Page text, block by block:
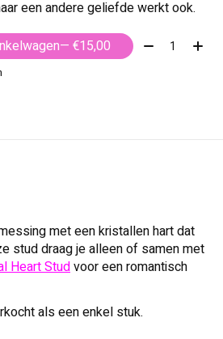
een andere geliefde werkt ook.
— €15,00 Aantal:
met een kristallen hart dat
stud draag je alleen of samen met
Heart Studvoor een romantisch
als een enkel stuk.